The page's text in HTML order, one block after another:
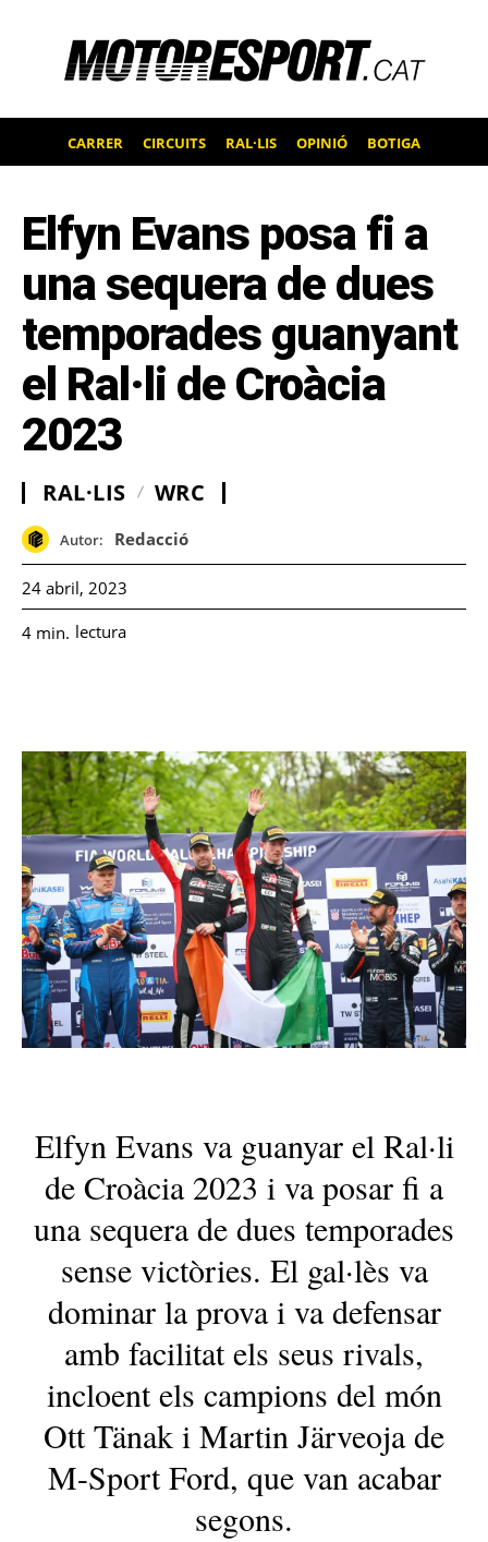
CARRER CIRCUITS RAL·LIS OPINIÓ BOTIGA
Elfyn Evans posa fi a
una sequera de dues
temporades guanyant
el Ral·li de Croàcia
2023
RAL·LIS WRC
Autor: Redacció
24 abril, 2023
4 min. lectura
Elfyn Evans va guanyar el Ral·li
de Croàcia 2023 i va posar fi a
una sequera de dues temporades
sense victòries. El gal·lès va
dominar la prova i va defensar
amb facilitat els seus rivals,
incloent els campions del món
Ott Tänak i Martin Järveoja de
M-Sport Ford, que van acabar
segons.